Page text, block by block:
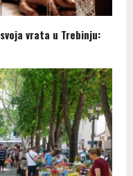
vrata u Trebinju: